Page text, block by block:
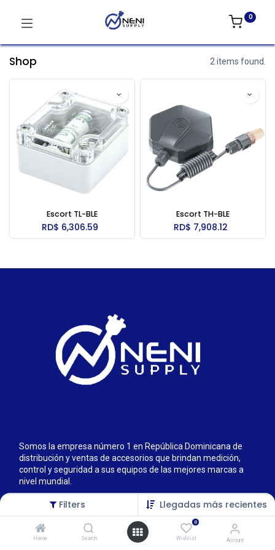
Filters Llegadas más recientes
Home Search
0
Wishlist Account
0
Shop 2 items found.
Escort TL-BLE
RD$ 6,306.59
Escort TH-BLE
RD$ 7,908.12
Somos la empresa número 1 en República Dominicana de
distribución y ventas de accesorios que brindan medición,
control y seguridad a sus equipos de las mejores marcas a
nivel mundial.